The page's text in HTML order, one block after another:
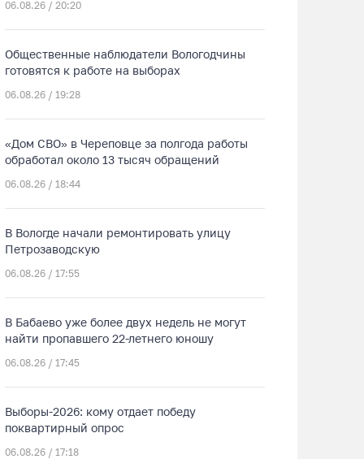
06.08.26 / 20:20
Общественные наблюдатели Вологодчины
готовятся к работе на выборах
06.08.26 / 19:28
«Дом СВО» в Череповце за полгода работы
обработал около 13 тысяч обращений
06.08.26 / 18:44
В Вологде начали ремонтировать улицу
Петрозаводскую
06.08.26 / 17:55
В Бабаево уже более двух недель не могут
найти пропавшего 22-летнего юношу
06.08.26 / 17:45
Выборы-2026: кому отдает победу
поквартирный опрос
06.08.26 / 17:18